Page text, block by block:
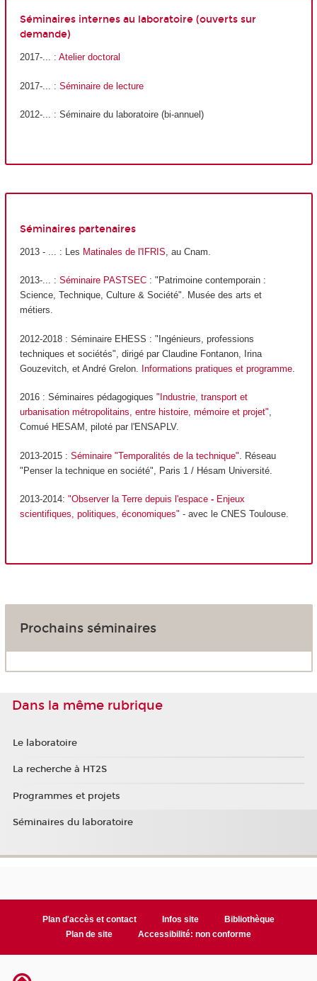
Séminaires internes au laboratoire (ouverts sur
demande)
2017-... : Atelier doctoral
2017-... : Séminaire de lecture
2012-... : Séminaire du laboratoire (bi-annuel)
Séminaires partenaires
2013 - ... : Les Matinales de l'IFRIS , au Cnam.
2013-... : Séminaire PASTSEC : "Patrimoine contemporain :
Science, Technique, Culture & Société". Musée des arts et
métiers.
2012-2018 : Séminaire EHESS : "Ingénieurs, professions
techniques et sociétés", dirigé par Claudine Fontanon, Irina
Gouzevitch, et André Grelon.
Informations pratiques et programme
2016 : Séminaires pédagogiques "Industrie, transport et
urbanisation métropolitains, entre histoire, mémoire et projet",
Comué HESAM, piloté par l'ENSAPLV.
2013-2015 : Séminaire "Temporalités de la technique" . Réseau
"Penser la technique en société", Paris 1 / Hésam Université.
2013-2014: "Observer la Terre depuis l'espace - Enjeux
scientifiques, politiques, économiques" - avec le CNES Toulouse.
Prochains séminaires
Dans la même rubrique
Le laboratoire
La recherche à HT2S
Programmes et projets
Séminaires du laboratoire
Plan d'accès et contact Infos site
Bibliothèque
Plan de site
Accessibilité: non conforme